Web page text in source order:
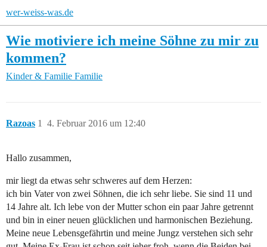
wer-weiss-was.de
Wie motiviere ich meine Söhne zu mir zu
kommen?
Kinder & Familie Familie
Razoas 4. Februar 2016 um 12:40
1
Hallo zusammen,
mir liegt da etwas sehr schweres auf dem Herzen:
ich bin Vater von zwei Söhnen, die ich sehr liebe. Sie sind 11 und
14 Jahre alt. Ich lebe von der Mutter schon ein paar Jahre getrennt
und bin in einer neuen glücklichen und harmonischen Beziehung.
Meine neue Lebensgefährtin und meine Jungz verstehen sich sehr